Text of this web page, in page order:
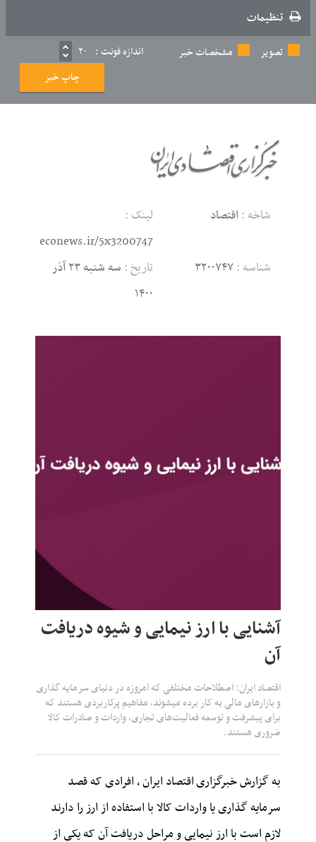
تنظیمات
تصویر
مشخصات خبر اندازه فونت : ۲۰
چاپ خبر
شاخه : اقتصاد
لینک :
econews.ir/5x3200747
شناسه : ۳۲۰۰۷۴۷ تاریخ :
سه شنبه ۲۳ آذر
۱۴۰۰
آشنایی با ارز نیمایی و شیوه دریافت
آن
اقتصاد ایران: اصطلاحات مختلفی که امروزه در دنیای سرمایه گذاری
و بازارهای مالی به کار برده میشوند، مفاهیم پرکاربردی هستند که
برای پیشرفت و توسعه فعالیت‌های تجاری، واردات و صادرات کالا
ضروری هستند.
به گزارش خبرگزاریاقتصاد ایران، افرادی که قصد
سرمایه گذاری یا واردات کالا با استفاده از ارز را دارند
لازم است با ارز نیمایی و مراحل دریافت آن که یکی از